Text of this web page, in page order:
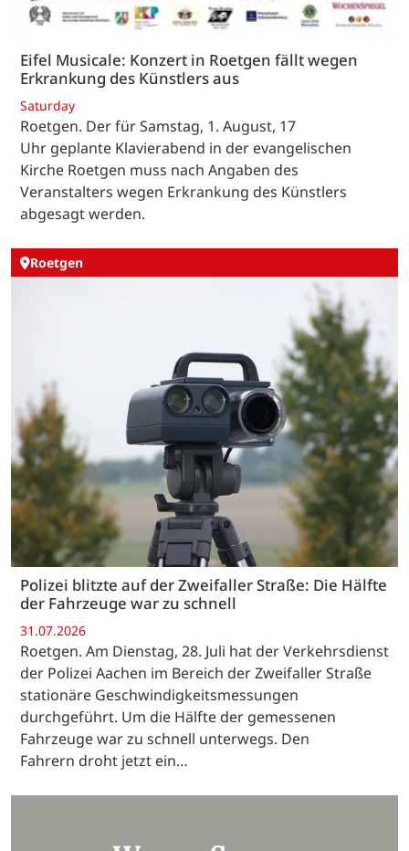
Eifel Musicale: Konzert in Roetgen fällt wegen
Erkrankung des Künstlers aus
Saturday
Roetgen. Der für Samstag, 1. August, 17
Uhr geplante Klavierabend in der evangelischen
Kirche Roetgen muss nach Angaben des
Veranstalters wegen Erkrankung des Künstlers
abgesagt werden.
Roetgen
Polizei blitzte auf der Zweifaller Straße: Die Hälfte
der Fahrzeuge war zu schnell
31.07.2026
Roetgen. Am Dienstag, 28. Juli hat der Verkehrsdienst
der Polizei Aachen im Bereich der Zweifaller Straße
stationäre Geschwindigkeitsmessungen
durchgeführt. Um die Hälfte der gemessenen
Fahrzeuge war zu schnell unterwegs. Den
Fahrern droht jetzt ein…